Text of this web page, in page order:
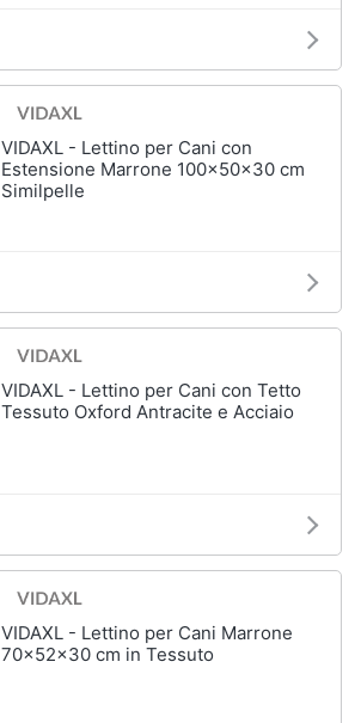
VIDAXL - Lettino per Cani con
Estensione Marrone 100x50x30 cm
Similpelle
VIDAXL - Lettino per Cani con Tetto
Tessuto Oxford Antracite e Acciaio
VIDAXL - Lettino per Cani Marrone
70x52x30 cm in Tessuto